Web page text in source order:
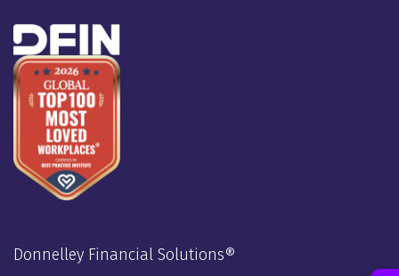
Donnelley Financial Solutions®